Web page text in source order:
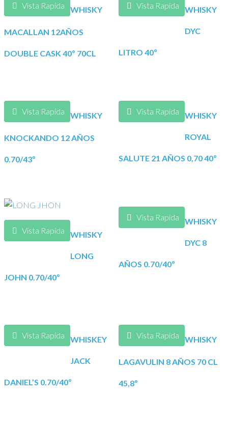
Vista Rapida WHISKY
MACALLAN 12AÑOS
DOUBLE CASK 40º 70CL
Vista Rapida WHISKY
DYC
LITRO 40º
Vista Rapida WHISKY
KNOCKANDO 12 AÑOS
0.70/43º
Vista Rapida WHISKY
ROYAL
SALUTE 21 AÑOS 0,70 40º
Vista Rapida WHISKY
LONG
JOHN 0.70/40º
Vista Rapida WHISKY
DYC 8
AÑOS 0.70/40º
Vista Rapida WHISKEY
JACK
DANIEL’S 0.70/40º
Vista Rapida WHISKY
LAGAVULIN 8 AÑOS 70 CL
45,8º